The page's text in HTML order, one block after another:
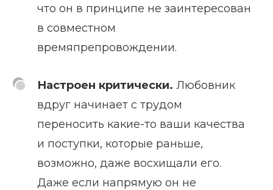
что он в принципе не заинтересован
в совместном
времяпрепровождении.
Настроен критически. Любовник
вдруг начинает с трудом
переносить какие-то ваши качества
и поступки, которые раньше,
возможно, даже восхищали его.
Даже если напрямую он не